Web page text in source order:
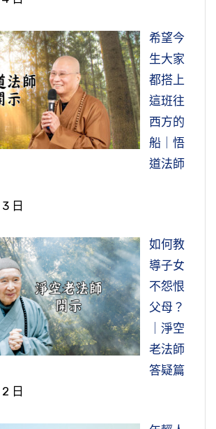
希望今
生大家
都搭上
這班往
西方的
船｜悟
道法師
日
如何教
導子女
不怨恨
父母？
｜淨空
老法師
答疑篇
日